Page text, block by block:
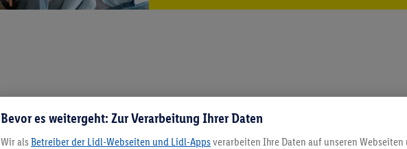
Bevor es weitergeht: Zur Verarbeitung Ihrer Daten
Wir als Betreiber der Lidl-Webseiten und Lidl-Apps verarbeiten Ihre Daten auf unseren Webseiten